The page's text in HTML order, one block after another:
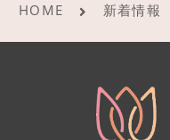
HOME 新着情報